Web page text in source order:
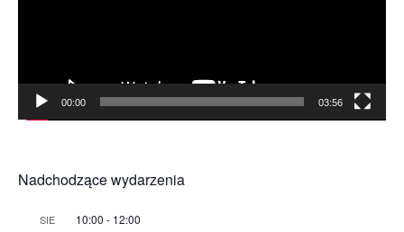
00:00 03:56
Nadchodzące wydarzenia
SIE 10:00 - 12:00